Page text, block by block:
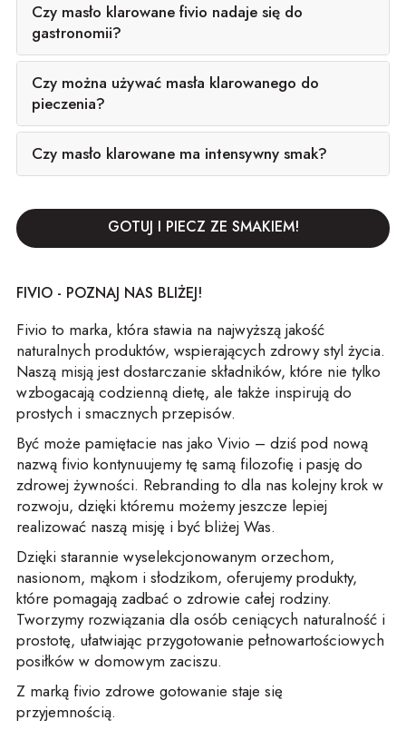
Czy masło klarowane fivio nadaje się do
gastronomii?
Czy można używać masła klarowanego do
pieczenia?
Czy masło klarowane ma intensywny smak?
GOTUJ I PIECZ ZE SMAKIEM!
FIVIO - POZNAJ NAS BLIŻEJ!
Fivio to marka, która stawia na najwyższą jakość
naturalnych produktów, wspierających zdrowy styl życia.
Naszą misją jest dostarczanie składników, które nie tylko
wzbogacają codzienną dietę, ale także inspirują do
prostych i smacznych przepisów.
Być może pamiętacie nas jako Vivio – dziś pod nową
nazwą fivio kontynuujemy tę samą filozofię i pasję do
zdrowej żywności. Rebranding to dla nas kolejny krok w
rozwoju, dzięki któremu możemy jeszcze lepiej
realizować naszą misję i być bliżej Was.
Dzięki starannie wyselekcjonowanym orzechom,
nasionom, mąkom i słodzikom, oferujemy produkty,
które pomagają zadbać o zdrowie całej rodziny.
Tworzymy rozwiązania dla osób ceniących naturalność i
prostotę, ułatwiając przygotowanie pełnowartościowych
posiłków w domowym zaciszu.
Z marką fivio zdrowe gotowanie staje się
przyjemnością.